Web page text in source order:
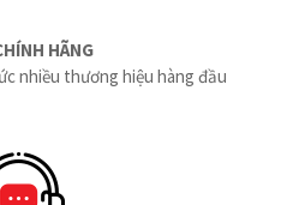
HÃNG
nhiều thương hiệu hàng đầu